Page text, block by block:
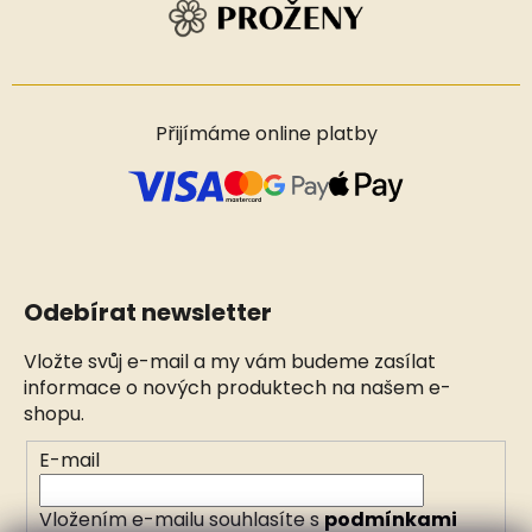
Přijímáme online platby
Odebírat newsletter
Vložte svůj e-mail a my vám budeme zasílat
informace o nových produktech na našem e-
shopu.
E-mail
Vložením e-mailu souhlasíte spodmínkami